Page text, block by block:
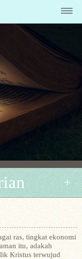
ras, tingkat ekonomi
itu, adakah
Kristus terwujud